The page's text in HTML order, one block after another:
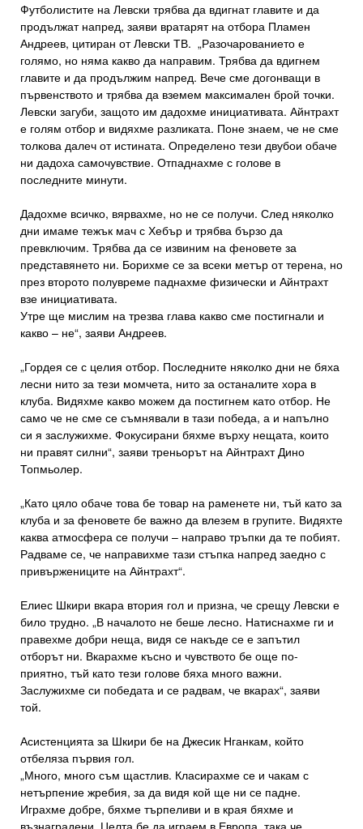
Футболистите на Левски трябва да вдигнат главите и да
продължат напред, заяви вратарят на отбора Пламен
Андреев, цитиран от Левски ТВ. „Разочарованието е
голямо, но няма какво да направим. Трябва да вдигнем
главите и да продължим напред. Вече сме догонващи в
първенството и трябва да вземем максимален брой точки.
Левски загуби, защото им дадохме инициативата. Айнтрахт
е голям отбор и видяхме разликата. Поне знаем, че не сме
толкова далеч от истината. Определено тези двубои обаче
ни дадоха самочувствие. Отпаднахме с голове в
последните минути.
Дадохме всичко, вярвахме, но не се получи. След няколко
дни имаме тежък мач с Хебър и трябва бързо да
превключим. Трябва да се извиним на феновете за
представянето ни. Борихме се за всеки метър от терена, но
през второто полувреме паднахме физически и Айнтрахт
взе инициативата.
Утре ще мислим на трезва глава какво сме постигнали и
какво – не“, заяви Андреев.
„Гордея се с целия отбор. Последните няколко дни не бяха
лесни нито за тези момчета, нито за останалите хора в
клуба. Видяхме какво можем да постигнем като отбор. Не
само че не сме се съмнявали в тази победа, а и напълно
си я заслужихме. Фокусирани бяхме върху нещата, които
ни правят силни“, заяви треньорът на Айнтрахт Дино
Топмьолер.
„Като цяло обаче това бе товар на раменете ни, тъй като за
клуба и за феновете бе важно да влезем в групите. Видяхте
каква атмосфера се получи – направо тръпки да те побият.
Радваме се, че направихме тази стъпка напред заедно с
привържениците на Айнтрахт“.
Елиес Шкири вкара втория гол и призна, че срещу Левски е
било трудно. „В началото не беше лесно. Натиснахме ги и
правехме добри неща, видя се накъде се е запътил
отборът ни. Вкарахме късно и чувството бе още по-
приятно, тъй като тези голове бяха много важни.
Заслужихме си победата и се радвам, че вкарах“, заяви
той.
Асистенцията за Шкири бе на Джесик Нганкам, който
отбеляза първия гол.
„Много, много съм щастлив. Класирахме се и чакам с
нетърпение жребия, за да видя кой ще ни се падне.
Играхме добре, бяхме търпеливи и в края бяхме и
възнаградени. Целта бе да играем в Европа, така че